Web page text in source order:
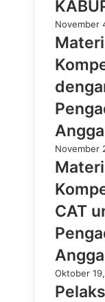
November
November
CAT
Oktober